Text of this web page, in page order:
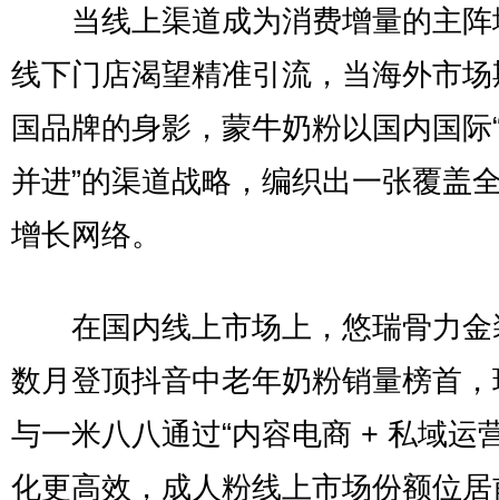
当线上渠道成为消费增量的主阵
线下门店渴望精准引流，当海外市
国品牌的身影，蒙牛奶粉以国内国际
并进”的渠道战略，编织出一张覆盖
增长网络。
在国内线上市场上，悠瑞骨力金
数月登顶抖音中老年奶粉销量榜首
与一米八八通过“内容电商 + 私域运
化更高效，成人粉线上市场份额位